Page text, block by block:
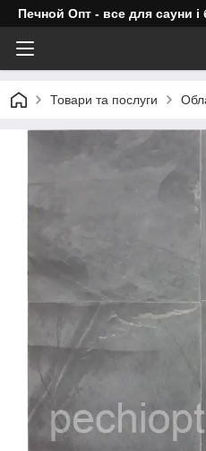
Печной Опт - все для сауни і
Товари та послуги